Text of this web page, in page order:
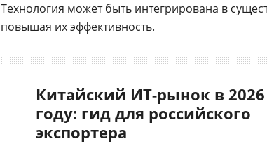
Технология может быть интегрирована в
повышая их эффективность.
Китайский ИТ-рынок в 2026
году: гид для российского
экспортера